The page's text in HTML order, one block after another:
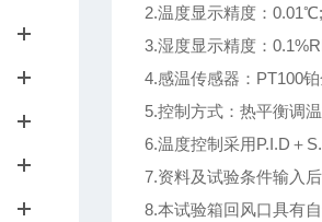
2.温度显示精度：0.01℃;
3.湿度显示精度 ：
4.感温传感器：PT100
5.控制方式：热平衡调
6.温度控制采用P.I.D＋
7.资料及试验条件输入
8.本试验箱回风口具有